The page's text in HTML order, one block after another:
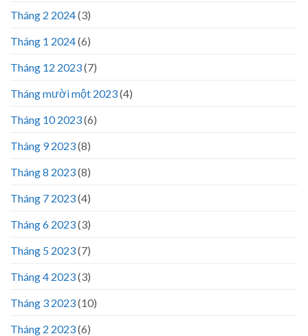
Tháng 2 2024(3)
Tháng 1 2024(6)
Tháng 12 2023(7)
Tháng mười một 2023(4)
Tháng 10 2023(6)
Tháng 9 2023(8)
Tháng 8 2023(8)
Tháng 7 2023(4)
Tháng 6 2023(3)
Tháng 5 2023(7)
Tháng 4 2023(3)
Tháng 3 2023(10)
Tháng 2 2023(6)